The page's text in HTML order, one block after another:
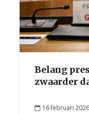
Belang
zwaarder
16 februari 2026